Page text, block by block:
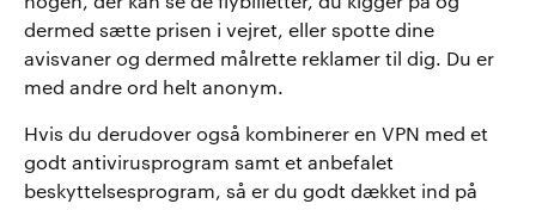
dermed sætte prisen i vejret, eller spotte dine
avisvaner og dermed målrette reklamer til dig. Du er
med andre ord helt anonym.
Hvis du derudover også kombinerer en VPN med et
godt antivirusprogram samt et anbefalet
beskyttelsesprogram, så er du godt dækket ind på